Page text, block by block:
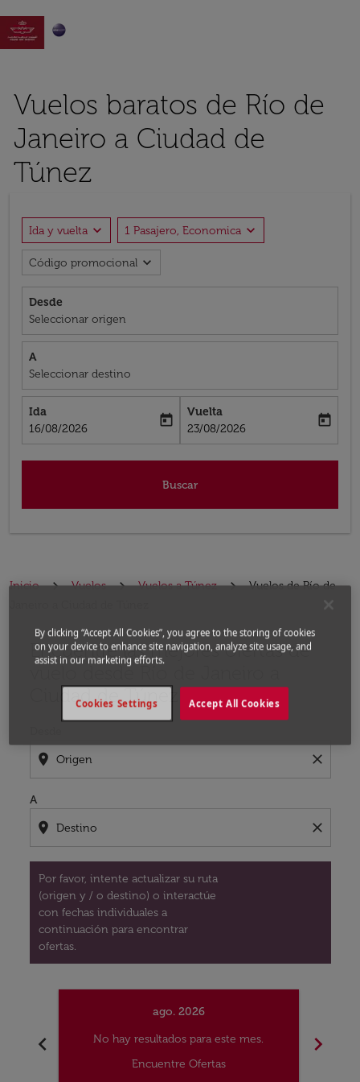

Vuelos baratos de Río de
Janeiro a Ciudad de
Túnez
Ida y vuelta expand_more 1 Pasajero, Economica expand_more
Código promocional expand_more
Desde
Seleccionar origen
A
Seleccionar destino
Ida
fc-booking-departure-date-aria-label
16/08/2026
today
Vuelta
fc-booking-return-date-aria-label
23/08/2026
today
Buscar
Inicio Vuelos Vuelos a Túnez
Vuelos de Río de
Encuentre las mejores ofertas de
vuelo desde Río de Janeiro a
Ciudad de Túnez
location_on close
A
location_on close
Por favor, intente actualizar su ruta
(origen y / o destino) o interactúe
con fechas individuales a
continuación para encontrar
ofertas.
Por favor, intente actualizar su ruta (origen y / o
chevron_left
ago. 2026
No hay resultados para este mes.
Encuentre Ofertas
chevron_right
By clicking “Accept All Cookies”, you agree to the storing of cookies
on your device to enhance site navigation, analyze site usage, and
assist in our marketing efforts.
Accept All Cookies
Cookies Settings